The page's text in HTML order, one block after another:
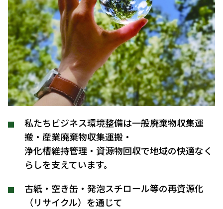
私たちビジネス環境整備は一般廃棄物収集運
搬・産業廃棄物収集運搬・
浄化槽維持管理・資源物回収で地域の快適なく
らしを支えています。
古紙・空き缶・発泡スチロール等の再資源化
（リサイクル）を通じて